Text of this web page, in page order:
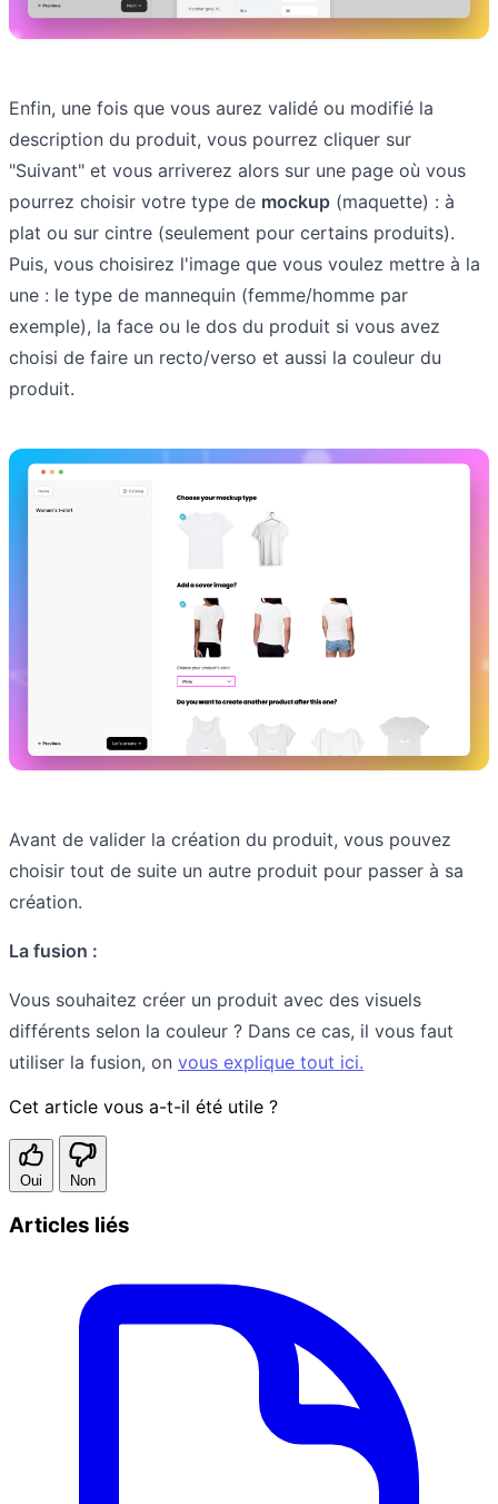
Enfin, une fois que vous aurez validé ou modifié la
description du produit, vous pourrez cliquer sur
"Suivant" et vous arriverez alors sur une page où vous
pourrez choisir votre type de mockup (maquette) : à
plat ou sur cintre (seulement pour certains produits).
Puis, vous choisirez l'image que vous voulez mettre à la
une : le type de mannequin (femme/homme par
exemple), la face ou le dos du produit si vous avez
choisi de faire un recto/verso et aussi la couleur du
produit.
Avant de valider la création du produit, vous pouvez
choisir tout de suite un autre produit pour passer à sa
création.
La fusion :
Vous souhaitez créer un produit avec des visuels
différents selon la couleur ? Dans ce cas, il vous faut
utiliser la fusion, on vous explique tout ici.
Cet article vous a-t-il été utile ?
Oui Non
Articles liés